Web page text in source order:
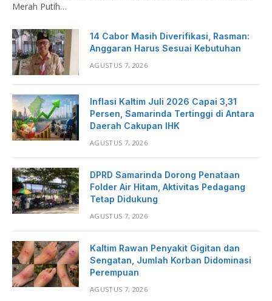
Merah Putih…
14 Cabor Masih Diverifikasi, Rasman:
Anggaran Harus Sesuai Kebutuhan
AGUSTUS 7, 2026
Inflasi Kaltim Juli 2026 Capai 3,31
Persen, Samarinda Tertinggi di Antara
Daerah Cakupan IHK
AGUSTUS 7, 2026
DPRD Samarinda Dorong Penataan
Folder Air Hitam, Aktivitas Pedagang
Tetap Didukung
AGUSTUS 7, 2026
Kaltim Rawan Penyakit Gigitan dan
Sengatan, Jumlah Korban Didominasi
Perempuan
AGUSTUS 7, 2026